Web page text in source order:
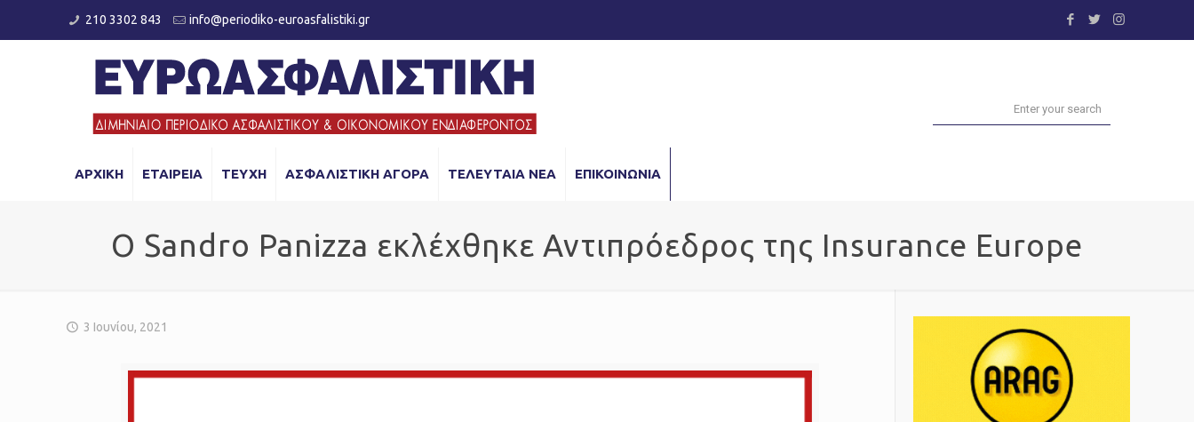
210 3302 843 info@periodiko-euroasfalistiki.gr
ΑΡΧΙΚΗ ΕΤΑΙΡΕΙΑ ΤΕΥΧΗ ΑΣΦΑΛΙΣΤΙΚΗ ΑΓΟΡΑ ΤΕΛΕΥΤΑΙΑ ΝΕΑ ΕΠΙΚΟΙΝΩΝΙΑ
Ο Sandro Panizza εκλέχθηκε Αντιπρόεδρος της Insurance Europe
3 Ιουνίου, 2021